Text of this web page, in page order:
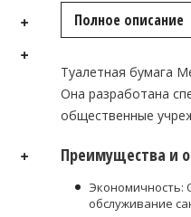
Полное описание
Туалетная бумага
Она разработана
общественные
Преимущества и
Экономичность:
обслуживание